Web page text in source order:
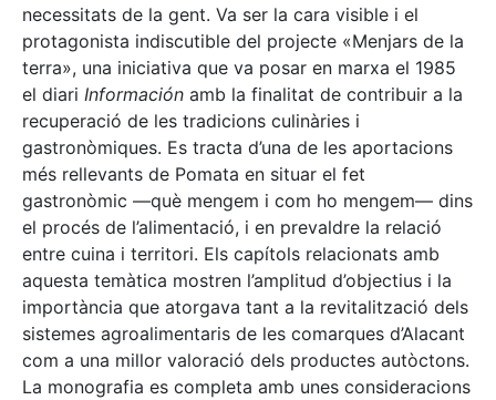
necessitats de la gent. Va ser la cara visible i el
protagonista indiscutible del projecte «Menjars de la
terra», una iniciativa que va posar en marxa el 1985
el diari Información amb la finalitat de contribuir a la
recuperació de les tradicions culinàries i
gastronòmiques. Es tracta d’una de les aportacions
més rellevants de Pomata en situar el fet
gastronòmic —què mengem i com ho mengem— dins
el procés de l’alimentació, i en prevaldre la relació
entre cuina i territori. Els capítols relacionats amb
aquesta temàtica mostren l’amplitud d’objectius i la
importància que atorgava tant a la revitalització dels
sistemes agroalimentaris de les comarques d’Alacant
com a una millor valoració dels productes autòctons.
La monografia es completa amb unes consideracions